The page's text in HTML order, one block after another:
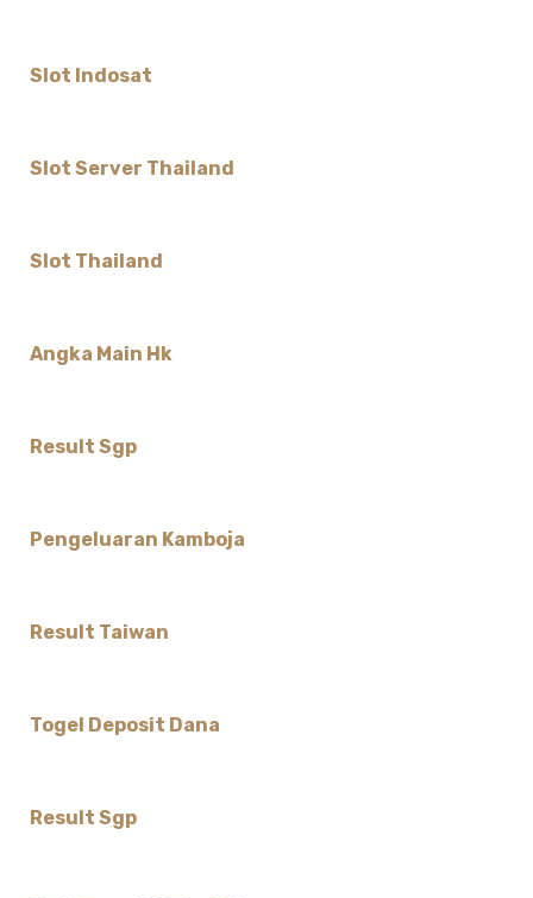
Slot Indosat
Slot Server Thailand
Slot Thailand
Angka Main Hk
Result Sgp
Pengeluaran Kamboja
Result Taiwan
Togel Deposit Dana
Result Sgp